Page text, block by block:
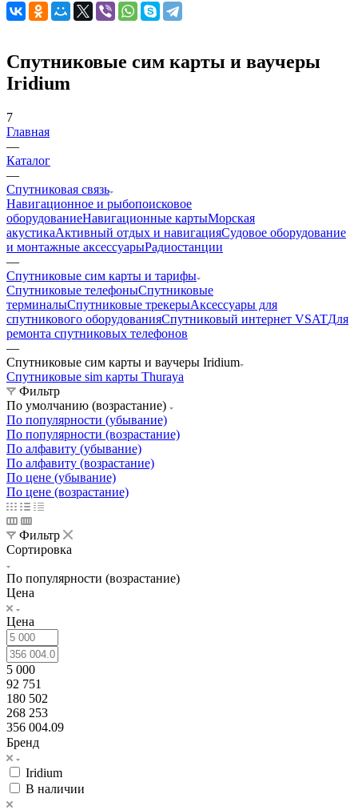
Спутниковые сим карты и ваучеры
Iridium
7
Главная
—
Каталог
—
Спутниковая связь
Навигационное и рыбопоисковое
оборудованиеНавигационные картыМорская
акустикаАктивный отдых и навигацияСудовое оборудование
и монтажные аксессуарыРадиостанции
—
Спутниковые сим карты и тарифы
Спутниковые телефоныСпутниковые
терминалыСпутниковые трекерыАксессуары для
спутникового оборудованияСпутниковый интернет VSATДля
ремонта спутниковых телефонов
—
Спутниковые сим карты и ваучеры Iridium
Спутниковые sim карты Thuraya
Фильтр
По умолчанию (возрастание)
По популярности (убывание)
По популярности (возрастание)
По алфавиту (убывание)
По алфавиту (возрастание)
По цене (убывание)
По цене (возрастание)
Фильтр
Сортировка
По популярности (возрастание)
Цена
Цена
5 000
92 751
180 502
268 253
356 004.09
Бренд
Iridium
В наличии